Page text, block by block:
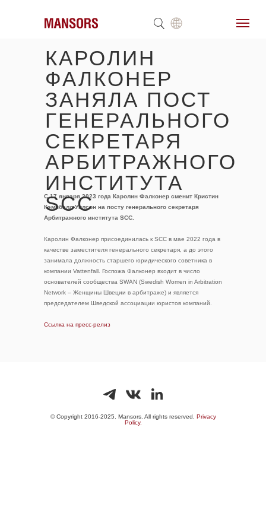
КАРОЛИН
ФАЛКОНЕР
ЗАНЯЛА ПОСТ
ГЕНЕРАЛЬНОГО
СЕКРЕТАРЯ
АРБИТРАЖНОГО
ИНСТИТУТА
SCC
C 17 января 2023 года Каролин Фалконер сменит Кристин
Кэмпбэлл-Уилсон на посту генерального секретаря
Арбитражного института SCC.
Каролин Фалконер присоединилась к SCC в мае 2022 года в
качестве заместителя генерального секретаря, а до этого
занимала должность старшего юридического советника в
компании Vattenfall. Госпожа Фалконер входит в число
основателей сообщества SWAN (Swedish Women in Arbitration
Network – Женщины Швеции в арбитраже) и является
председателем Шведской ассоциации юристов компаний.
Ссылка на пресс-релиз
© Copyright 2016-2025. Mansors. All rights reserved. Privacy
Policy.